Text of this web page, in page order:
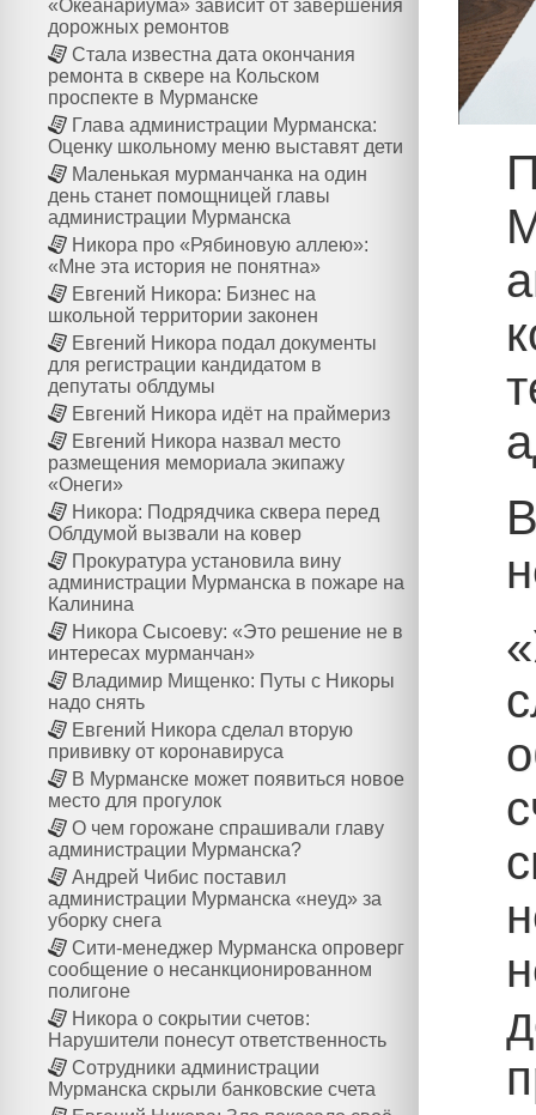
«Океанариума» зависит от завершения
дорожных ремонтов
Стала известна дата окончания
ремонта в сквере на Кольском
проспекте в Мурманске
Глава администрации Мурманска:
Оценку школьному меню выставят дети
Маленькая мурманчанка на один
день станет помощницей главы
администрации Мурманска
Никора про «Рябиновую аллею»:
«Мне эта история не понятна»
Евгений Никора: Бизнес на
школьной территории законен
Евгений Никора подал документы
для регистрации кандидатом в
депутаты облдумы
Евгений Никора идёт на праймериз
Евгений Никора назвал место
размещения мемориала экипажу
«Онеги»
Никора: Подрядчика сквера перед
Облдумой вызвали на ковер
Прокуратура установила вину
администрации Мурманска в пожаре на
Калинина
Никора Сысоеву: «Это решение не в
интересах мурманчан»
Владимир Мищенко: Путы с Никоры
надо снять
Евгений Никора сделал вторую
прививку от коронавируса
В Мурманске может появиться новое
место для прогулок
О чем горожане спрашивали главу
администрации Мурманска?
Андрей Чибис поставил
администрации Мурманска «неуд» за
уборку снега
Сити-менеджер Мурманска опроверг
сообщение о несанкционированном
полигоне
Никора о сокрытии счетов:
Нарушители понесут ответственность
Сотрудники администрации
Мурманска скрыли банковские счета